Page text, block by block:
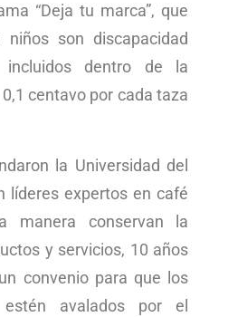
“Deja tu marca”, que
son discapacidad
dentro de la
centavo por cada taza
la Universidad del
líderes expertos en café
manera conservan la
y servicios, 10 años
convenio para que los
avalados por el